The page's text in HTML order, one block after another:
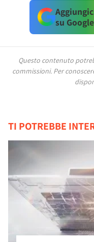
su Google
Questo contenuto
commissioni. Per
TI POTREBBE